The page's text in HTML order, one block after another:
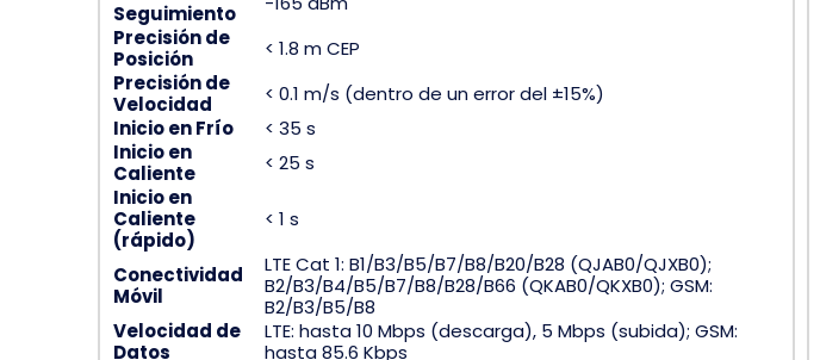
Seguimiento
Precisión de
Posición
< 1.8 m CEP
Precisión de
Velocidad
< 0.1 m/s (dentro de un error del ±15%)
Inicio en Frío
< 35 s
Inicio en
Caliente
< 25 s
Inicio en
Caliente
(rápido)
< 1 s
Conectividad
Móvil
LTE Cat 1: B1/B3/B5/B7/B8/B20/B28 (QJAB0/QJXB0);
B2/B3/B4/B5/B7/B8/B28/B66 (QKAB0/QKXB0); GSM:
B2/B3/B5/B8
Velocidad de
Datos
LTE: hasta 10 Mbps (descarga), 5 Mbps (subida); GSM:
hasta 85.6 Kbps